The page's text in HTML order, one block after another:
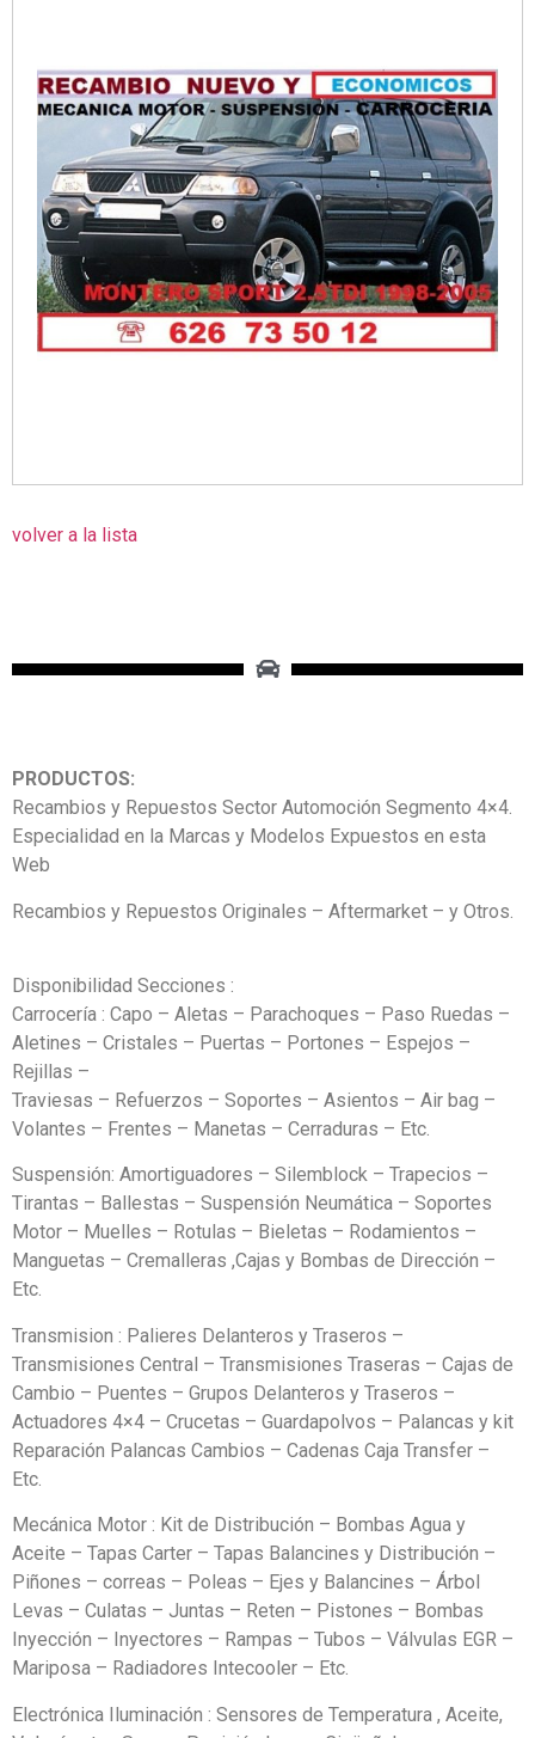
volver a la lista
PRODUCTOS:
Recambios y Repuestos Sector Automoción Segmento 4×4.
Especialidad en la Marcas y Modelos Expuestos en esta
Web
Recambios y Repuestos Originales – Aftermarket – y Otros.
Disponibilidad Secciones :
Carrocería : Capo – Aletas – Parachoques – Paso Ruedas –
Aletines – Cristales – Puertas – Portones – Espejos –
Rejillas –
Traviesas – Refuerzos – Soportes – Asientos – Air bag –
Volantes – Frentes – Manetas – Cerraduras – Etc.
Suspensión: Amortiguadores – Silemblock – Trapecios –
Tirantas – Ballestas – Suspensión Neumática – Soportes
Motor – Muelles – Rotulas – Bieletas – Rodamientos –
Manguetas – Cremalleras ,Cajas y Bombas de Dirección –
Etc.
Transmision : Palieres Delanteros y Traseros –
Transmisiones Central – Transmisiones Traseras – Cajas de
Cambio – Puentes – Grupos Delanteros y Traseros –
Actuadores 4×4 – Crucetas – Guardapolvos – Palancas y kit
Reparación Palancas Cambios – Cadenas Caja Transfer –
Etc.
Mecánica Motor : Kit de Distribución – Bombas Agua y
Aceite – Tapas Carter – Tapas Balancines y Distribución –
Piñones – correas – Poleas – Ejes y Balancines – Árbol
Levas – Culatas – Juntas – Reten – Pistones – Bombas
Inyección – Inyectores – Rampas – Tubos – Válvulas EGR –
Mariposa – Radiadores Intecooler – Etc.
Electrónica Iluminación : Sensores de Temperatura , Aceite,